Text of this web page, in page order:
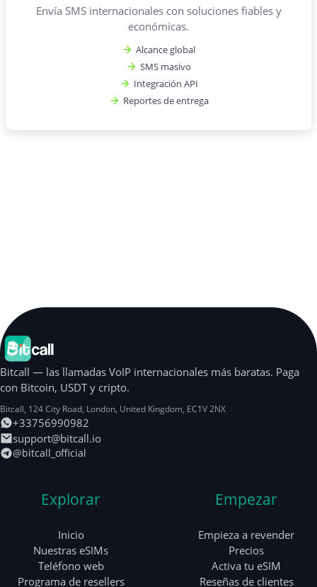
Envía SMS internacionales con soluciones fiables y
económicas.
Alcance global
SMS masivo
Integración API
Reportes de entrega
Bitcall — las llamadas VoIP internacionales más baratas. Paga
con Bitcoin, USDT y cripto.
Bitcall, 124 City Road, London, United Kingdom, EC1V 2NX
+33756990982
support@bitcall.io
@bitcall_official
Explorar
Inicio
Nuestras eSIMs
Teléfono web
Programa de resellers
Empezar
Empieza a revender
Precios
Activa tu eSIM
Reseñas de clientes